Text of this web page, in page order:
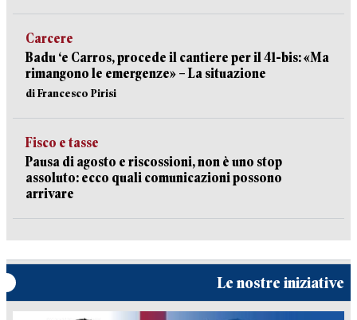
Carcere
Badu ‘e Carros, procede il cantiere per il 41-bis: «Ma
rimangono le emergenze» – La situazione
di Francesco Pirisi
Fisco e tasse
Pausa di agosto e riscossioni, non è uno stop
assoluto: ecco quali comunicazioni possono
arrivare
Le nostre iniziative